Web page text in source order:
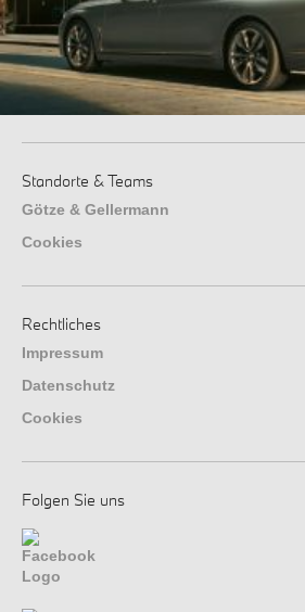
Standorte & Teams
Götze & Gellermann
Cookies
Rechtliches
Impressum
Datenschutz
Cookies
Folgen Sie uns